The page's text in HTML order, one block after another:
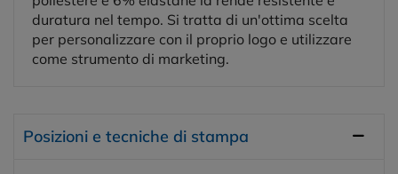
duratura nel tempo. Si tratta di un'ottima scelta
per personalizzare con il proprio logo e utilizzare
come strumento di marketing.
Posizioni e tecniche di stampa